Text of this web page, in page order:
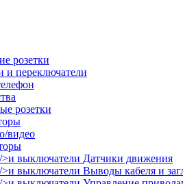
розетки
и переключатели
розетки
видео
Датчики движения
Выводы кабеля и